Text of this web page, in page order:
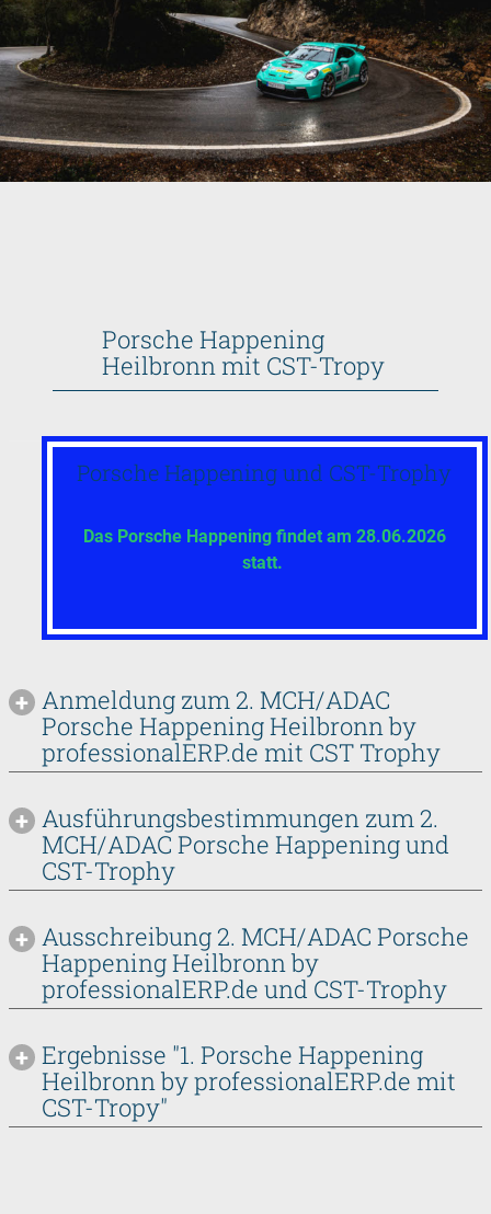
Porsche Happening
Heilbronn mit CST-Tropy
Porsche Happening und CST-Trophy
Das Porsche Happening findet am 28.06.2026
statt.
Anmeldung zum 2. MCH/ADAC
Porsche Happening Heilbronn by
professionalERP.de mit CST Trophy
Ausführungsbestimmungen zum 2.
MCH/ADAC Porsche Happening und
CST-Trophy
Ausschreibung 2. MCH/ADAC Porsche
Happening Heilbronn by
professionalERP.de und CST-Trophy
Ergebnisse "1. Porsche Happening
Heilbronn by professionalERP.de mit
CST-Tropy"